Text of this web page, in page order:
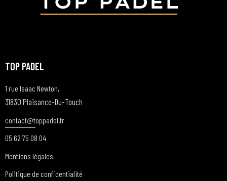
TOP PADEL
1 rue Isaac Newton,
31830 Plaisance-Du-Touch
contact@toppadel.fr
05 62 75 08 04
Mentions légales
Politique de confidentialité